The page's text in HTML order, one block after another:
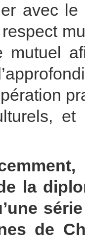
avec le
mutuel
et
la
de